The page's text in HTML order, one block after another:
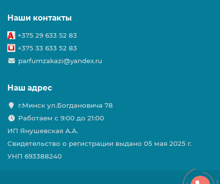
Наши контакты
+375 29 633 52 83
+375 33 633 52 83
parfumzakazi@yandex.ru
Наш адрес
г.Минск ул.Богдановича 78
Работаем с 9:00 до 21:00
ИП Янушевская А.А.
Свидетельство о регистрации выдано 05 мая 2025 г.
УНП 693388240